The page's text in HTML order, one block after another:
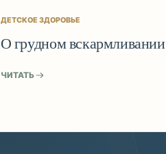
ДЕТСКОЕ ЗДОРОВЬЕ
О грудном вскармливании
ЧИТАТЬ